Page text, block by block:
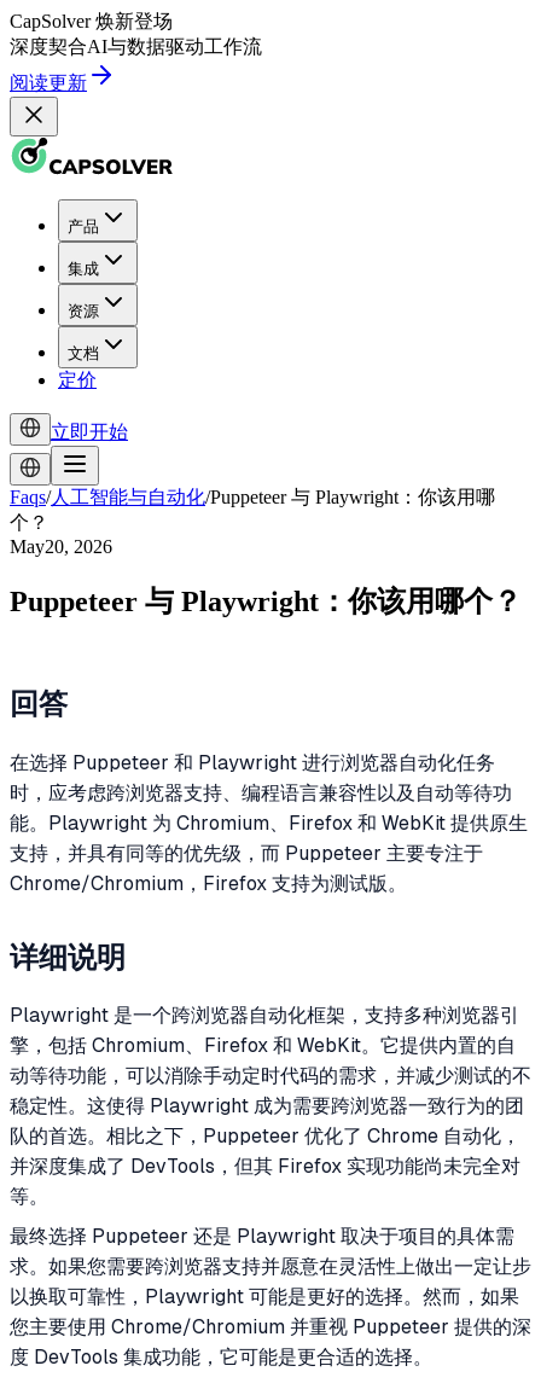
CapSolver 焕新登场
深度契合AI与数据驱动工作流
阅读更新
产品
集成
资源
文档
定价
立即开始
Faqs/人工智能与自动化/Puppeteer 与 Playwright：你该用哪
个？
May20, 2026
Puppeteer 与 Playwright：你该用哪个？
回答
在选择 Puppeteer 和 Playwright 进行浏览器自动化任务
时，应考虑跨浏览器支持、编程语言兼容性以及自动等待功
能。Playwright 为 Chromium、Firefox 和 WebKit 提供原生
支持，并具有同等的优先级，而 Puppeteer 主要专注于
Chrome/Chromium，Firefox 支持为测试版。
详细说明
Playwright 是一个跨浏览器自动化框架，支持多种浏览器引
擎，包括 Chromium、Firefox 和 WebKit。它提供内置的自
动等待功能，可以消除手动定时代码的需求，并减少测试的不
稳定性。这使得 Playwright 成为需要跨浏览器一致行为的团
队的首选。相比之下，Puppeteer 优化了 Chrome 自动化，
并深度集成了 DevTools，但其 Firefox 实现功能尚未完全对
等。
最终选择 Puppeteer 还是 Playwright 取决于项目的具体需
求。如果您需要跨浏览器支持并愿意在灵活性上做出一定让步
以换取可靠性，Playwright 可能是更好的选择。然而，如果
您主要使用 Chrome/Chromium 并重视 Puppeteer 提供的深
度 DevTools 集成功能，它可能是更合适的选择。